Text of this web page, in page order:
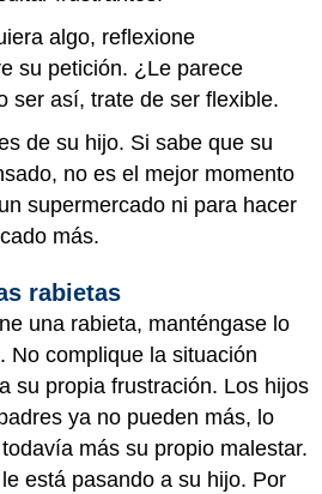
algo, reflexione
su petición. ¿Le parece
ser así, trate de ser flexible.
de su hijo. Si sabe que su
no es el mejor momento
supermercado ni para hacer
más.
rabietas
una rabieta, manténgase lo
No complique la situación
su propia frustración. Los hijos
ya no pueden más, lo
más su propio malestar.
está pasando a su hijo. Por